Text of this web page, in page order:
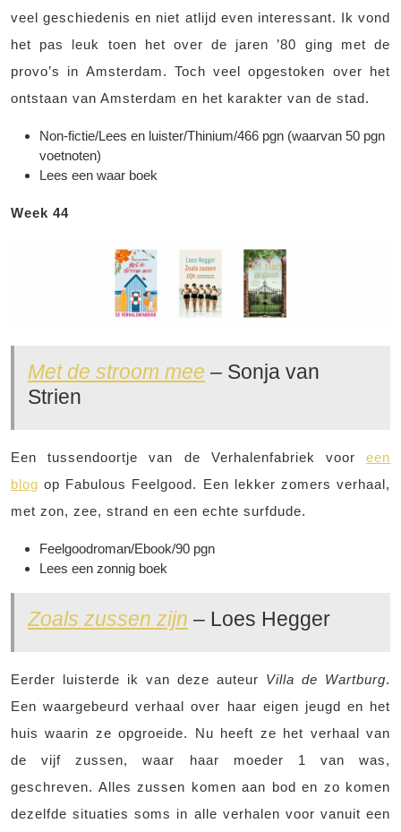
veel geschiedenis en niet atlijd even interessant. Ik vond
het pas leuk toen het over de jaren ’80 ging met de
provo’s in Amsterdam. Toch veel opgestoken over het
ontstaan van Amsterdam en het karakter van de stad.
Non-fictie/Lees en luister/Thinium/466 pgn (waarvan 50 pgn
voetnoten)
Lees een waar boek
Week 44
Met de stroom mee – Sonja van
Strien
Een tussendoortje van de Verhalenfabriek voor een
blog op Fabulous Feelgood. Een lekker zomers verhaal,
met zon, zee, strand en een echte surfdude.
Feelgoodroman/Ebook/90 pgn
Lees een zonnig boek
Zoals zussen zijn – Loes Hegger
Eerder luisterde ik van deze auteur Villa de Wartburg.
Een waargebeurd verhaal over haar eigen jeugd en het
huis waarin ze opgroeide. Nu heeft ze het verhaal van
de vijf zussen, waar haar moeder 1 van was,
geschreven. Alles zussen komen aan bod en zo komen
dezelfde situaties soms in alle verhalen voor vanuit een